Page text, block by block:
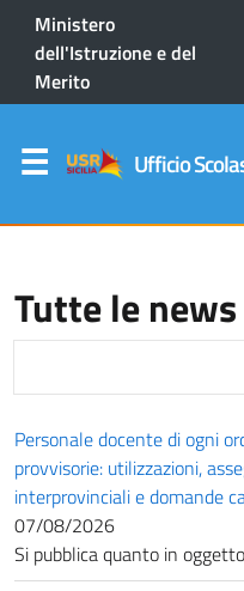
Ministero
dell'Istruzione e del
Merito
Ufficio
Tutte le news
Personale docente di ogni
provvisorie: utilizzazioni,
interprovinciali e domande
07/08/2026
Si pubblica quanto in